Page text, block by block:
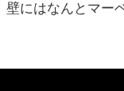
にはなんとマ